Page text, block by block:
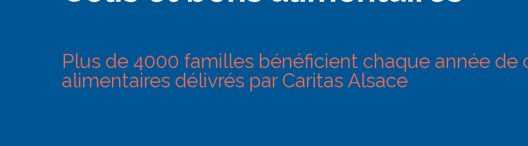
Plus de 4000 familles bénéficient chaque année de
alimentaires délivrés par Caritas Alsace